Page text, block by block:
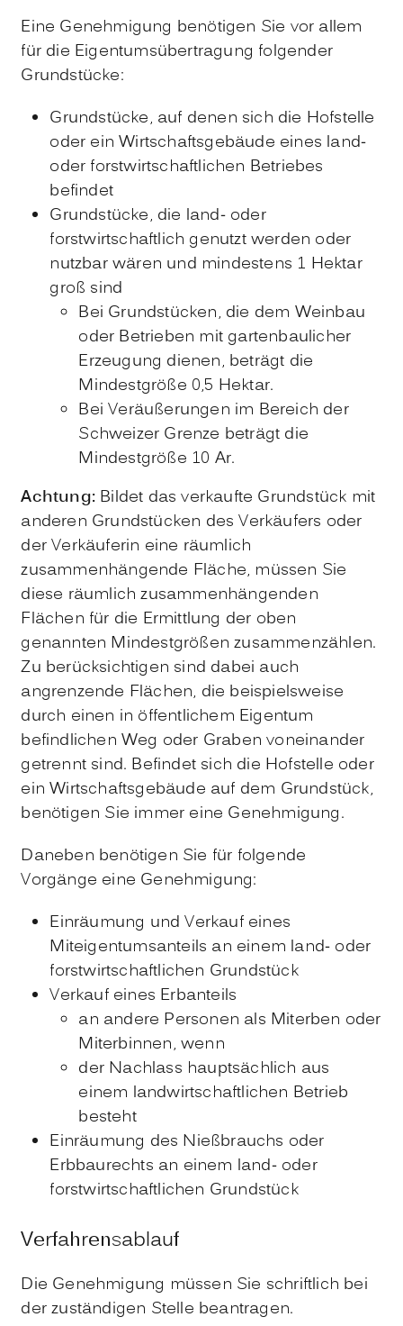
Eine Genehmigung benötigen Sie vor allem
für die Eigentumsübertragung folgender
Grundstücke:
Grundstücke, auf denen sich die Hofstelle
oder ein Wirtschaftsgebäude eines land-
oder forstwirtschaftlichen Betriebes
befindet
Grundstücke, die land- oder
forstwirtschaftlich genutzt werden oder
nutzbar wären und mindestens 1 Hektar
groß sind
Bei Grundstücken, die dem Weinbau
oder Betrieben mit gartenbaulicher
Erzeugung dienen, beträgt die
Mindestgröße 0,5 Hektar.
Bei Veräußerungen im Bereich der
Schweizer Grenze beträgt die
Mindestgröße 10 Ar.
Achtung: Bildet das verkaufte Grundstück mit
anderen Grundstücken des Verkäufers oder
der Verkäuferin eine räumlich
zusammenhängende Fläche, müssen Sie
diese räumlich zusammenhängenden
Flächen für die Ermittlung der oben
genannten Mindestgrößen zusammenzählen.
Zu berücksichtigen sind dabei auch
angrenzende Flächen, die beispielsweise
durch einen in öffentlichem Eigentum
befindlichen Weg oder Graben voneinander
getrennt sind. Befindet sich die Hofstelle oder
ein Wirtschaftsgebäude auf dem Grundstück,
benötigen Sie immer eine Genehmigung.
Daneben benötigen Sie für folgende
Vorgänge eine Genehmigung:
Einräumung und Verkauf eines
Miteigentumsanteils an einem land- oder
forstwirtschaftlichen Grundstück
Verkauf eines Erbanteils
an andere Personen als Miterben oder
Miterbinnen, wenn
der Nachlass hauptsächlich aus
einem landwirtschaftlichen Betrieb
besteht
Einräumung des Nießbrauchs oder
Erbbaurechts an einem land- oder
forstwirtschaftlichen Grundstück
Verfahrensablauf
Die Genehmigung müssen Sie schriftlich bei
der zuständigen Stelle beantragen.